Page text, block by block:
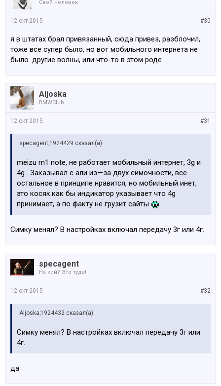
Свой человек
#30
12 окт 2015
я в штатах брал привязанный, сюда привез, разблочил,
тоже все супер было, но вот мобильного интернета не
было. другие волны, или что-то в этом роде
Aljoska
BMWClub
#31
12 окт 2015
specagent;1924429 сказал(а):
meizu m1 note, не работает мобильный интернет, 3g и
4g . Заказывал с али из—за двух симочности, все
остальное в принципе нравится, но мобильный инет,
это косяк.как бы индикатор указывает что 4g
принимает, а по факту не грузит сайты
Симку менял? В настройках включал передачу 3г или 4г.
specagent
На кий? Это туда!
#32
12 окт 2015
Aljoska;1924432 сказал(а):
Симку менял? В настройках включал передачу 3г или
4г.
да